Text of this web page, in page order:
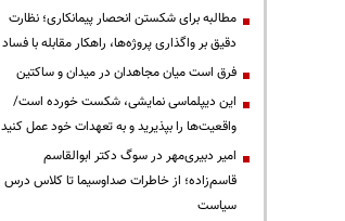
مطالبه برای شکستن انحصار پیمانکاری؛ نظارت
دقیق بر واگذاری پروژه‌ها، راهکار مقابله با فساد
فرق است میان مجاهدان در میدان و ساکتین
این دیپلماسی نمایشی، شکست خورده است/
واقعیت‌ها را بپذیرید و به تعهدات خود عمل کنید
امیر دبیری‌مهر در سوگ دکتر ابوالقاسم
قاسم‌زاده؛ از خاطرات صداوسیما تا کلاس درس
سیاست